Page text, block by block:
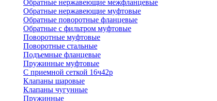
Обратные нержавеющие межфланцевые
Обратные нержавеющие муфтовые
Обратные поворотные фланцевые
Обратные с фильтром муфтовые
Поворотные муфтовые
Поворотные стальные
Подъемные фланцевые
Пружинные муфтовые
С приемной сеткой 16ч42р
Клапаны шаровые
Клапаны чугунные
Пружинные